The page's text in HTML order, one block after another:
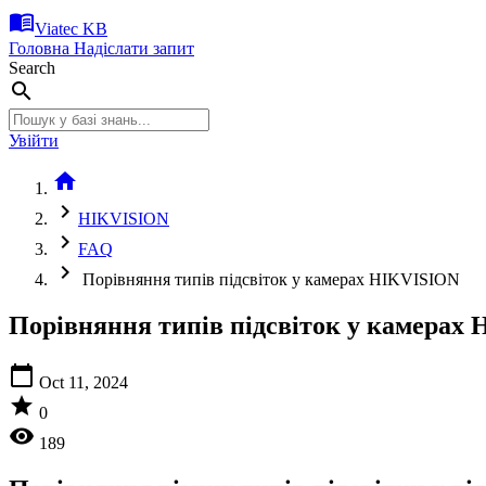
menu_bookViatec KB
Головна Надіслати запит
Search
search
Увійти
home
chevron_right HIKVISION
chevron_right FAQ
chevron_right Порівняння типів підсвіток у камерах HIKVISION
Порівняння типів підсвіток у
calendar_today Oct 11, 2024
star 0
visibility 189